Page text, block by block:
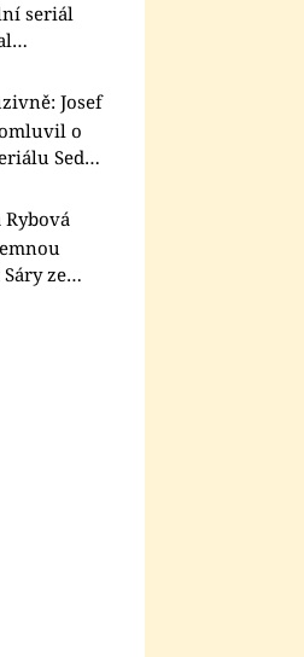
seriál
o
Sedm
ze